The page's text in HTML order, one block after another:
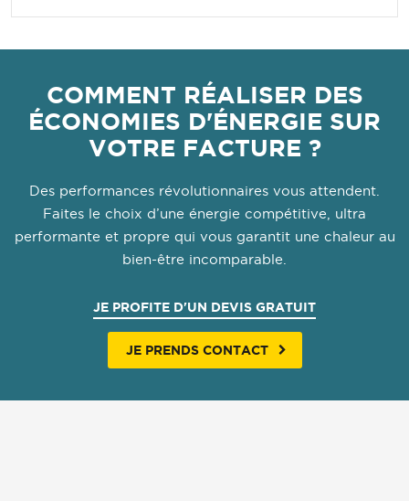
COMMENT RÉALISER DES
ÉCONOMIES D'ÉNERGIE SUR
VOTRE FACTURE ?
Des performances révolutionnaires vous attendent.
Faites le choix d’une énergie compétitive, ultra
performante et propre qui vous garantit une chaleur au
bien-être incomparable.
JE PROFITE D'UN DEVIS GRATUIT
JE PRENDS CONTACT